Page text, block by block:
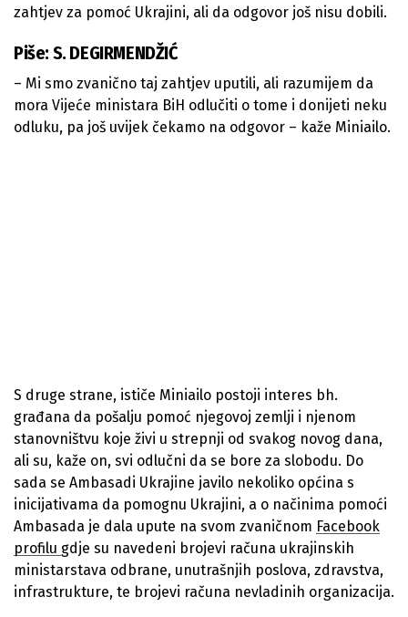
zahtjev za pomoć Ukrajini, ali da odgovor još nisu dobili.
Piše: S. DEGIRMENDŽIĆ
– Mi smo zvanično taj zahtjev uputili, ali razumijem da
mora Vijeće ministara BiH odlučiti o tome i donijeti neku
odluku, pa još uvijek čekamo na odgovor – kaže Miniailo.
S druge strane, ističe Miniailo postoji interes bh.
građana da pošalju pomoć njegovoj zemlji i njenom
stanovništvu koje živi u strepnji od svakog novog dana,
ali su, kaže on, svi odlučni da se bore za slobodu. Do
sada se Ambasadi Ukrajine javilo nekoliko općina s
inicijativama da pomognu Ukrajini, a o načinima pomoći
Ambasada je dala upute na svom zvaničnom Facebook
profilu gdje su navedeni brojevi računa ukrajinskih
ministarstava odbrane, unutrašnjih poslova, zdravstva,
infrastrukture, te brojevi računa nevladinih organizacija.